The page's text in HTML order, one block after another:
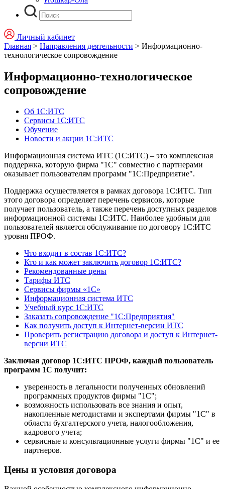
Личный кабинет
Главная > Направления деятельности > Информационно-
технологическое сопровождение
Информационно-технологическое
сопровождение
Об 1С:ИТС
Сервисы 1С:ИТС
Обучение
Новости и акции 1С:ИТС
Информационная система ИТС (1С:ИТС) – это комплексная
поддержка, которую фирма "1С" совместно с партнерами
оказывает пользователям программ "1С:Предприятие".
Поддержка осуществляется в рамках договора 1С:ИТС. Тип
этого договора определяет перечень сервисов, которые
получает пользователь, а также перечень доступных разделов
информационной системы 1С:ИТС. Наиболее удобным для
пользователей является обслуживание по договору 1С:ИТС
уровня ПРОФ.
Что входит в состав 1С:ИТС?
Кто и как может заключить договор 1С:ИТС?
Рекомендованные цены
Тарифы ИТС
Сервисы фирмы «1С»
Информационная система ИТС
Учебный курс 1С:ИТС
Заказать сопровождение "1С:Предприятия"
Как получить доступ к Интернет-версии ИТС
Проверить регистрацию договора и доступ к Интернет-
версии ИТС
Заключая договор 1С:ИТС ПРОФ, каждый пользователь
программ 1С получит:
уверенность в легальности полученных обновлений
программных продуктов фирмы "1С";
возможность использовать все знания и опыт,
накопленные методистами и экспертами фирмы "1С" в
области бухгалтерского учета, налогообложения,
кадрового учета;
сервисные и консультационные услуги фирмы "1С" и ее
партнеров.
Цены и условия договора